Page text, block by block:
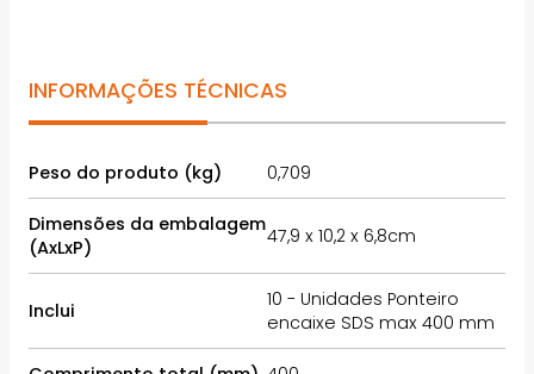
INFORMAÇÕES TÉCNICAS
Peso do produto (kg) 0,709
Dimensões da embalagem
(AxLxP)
47,9 x 10,2 x 6,8cm
Inclui
10 - Unidades Ponteiro
encaixe SDS max 400 mm